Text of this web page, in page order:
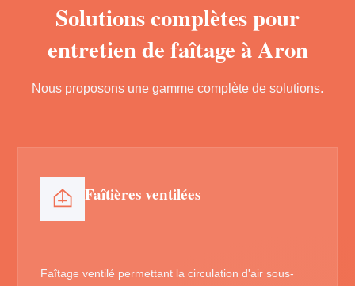
Solutions complètes pour
entretien de faîtage à Aron
Nous proposons une gamme complète de solutions.
Faîtières ventilées
Faîtage ventilé permettant la circulation d'air sous-